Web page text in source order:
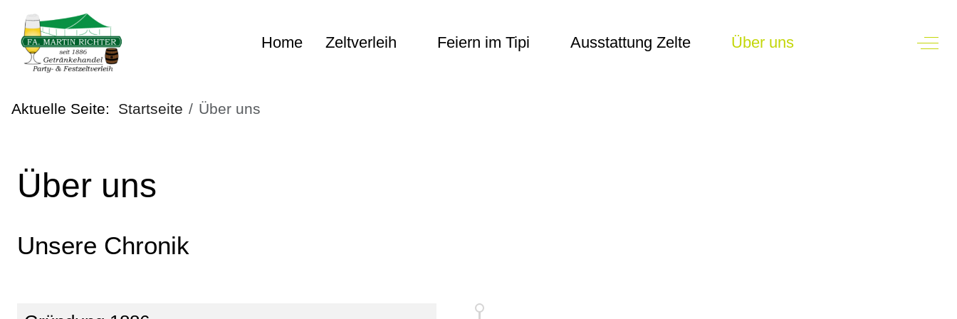
Home Zeltverleih Feiern im Tipi Ausstattung Zelte Über uns Off-
Aktuelle Seite: Startseite Über uns
Über uns
Unsere Chronik